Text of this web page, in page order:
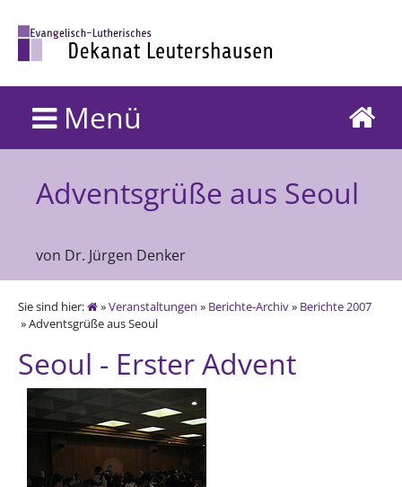
Menü
Adventsgrüße aus Seoul
von Dr. Jürgen Denker
Sie sind hier: »Veranstaltungen » Berichte-Archiv» Berichte 2007
» Adventsgrüße aus Seoul
Seoul - Erster Advent